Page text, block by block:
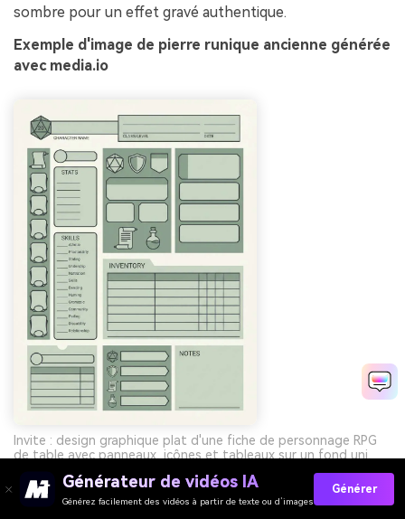
sombre pour un effet gravé authentique.
Exemple d'image de pierre runique ancienne générée
avec media.io
Invite : design graphique plat d'une fiche de personnage RPG
de table avec panneaux, icônes et tableaux sur un fond uni,
foncé, aucun objet réaliste --ar 3:4
Générateur de vidéos IA
Générez facilement des vidéos à partir de texte ou d’images
Générer